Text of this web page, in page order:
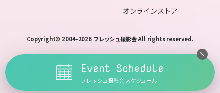
21
mon
オンラインストア
Copyright© 2004-2026 フレッシュ撮影会 All rights reserved.
Event Schedule
フレッシュ撮影会 スケジュール